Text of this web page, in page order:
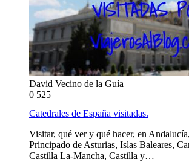
David Vecino de la Guía
0 525
Catedrales de España visitadas.
Visitar, qué ver y qué hacer, en
Principado de Asturias, Islas Baleares,
Castilla La-Mancha, Castilla y…